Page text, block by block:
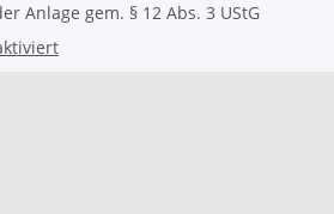
Anlage gem. § 12 Abs. 3 UStG